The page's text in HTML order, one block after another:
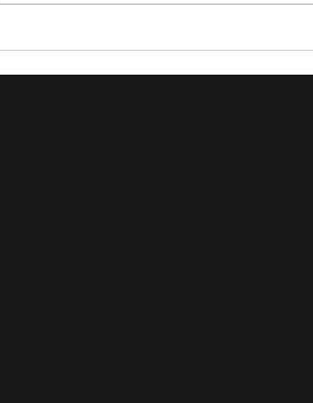
【TOKYOBB 結果報告】Spreads
Game Ichihara、JAPAN TOUR